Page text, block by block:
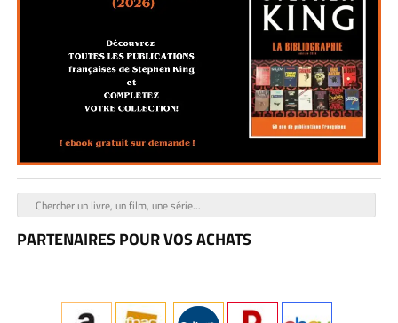
PARTENAIRES POUR VOS ACHATS